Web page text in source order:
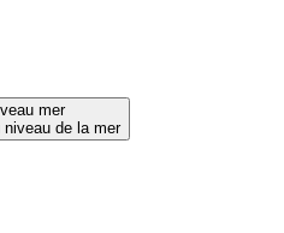
mer
niveau de la mer